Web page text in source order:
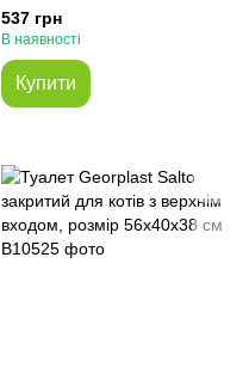
розмір 49 × 41 см
537 грн
В наявності
Купити